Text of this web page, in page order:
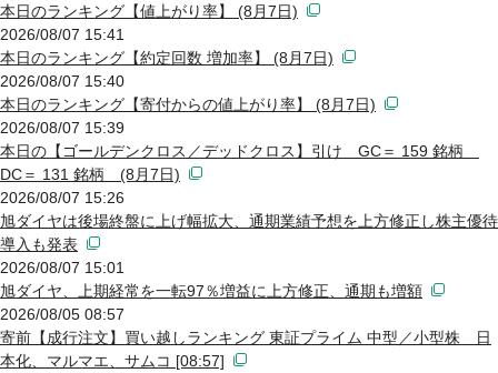
本日のランキング【値上がり率】 (8月7日)
2026/08/07 15:41
本日のランキング【約定回数 増加率】 (8月7日)
2026/08/07 15:40
本日のランキング【寄付からの値上がり率】 (8月7日)
2026/08/07 15:39
本日の【ゴールデンクロス／デッドクロス】引け GC＝ 159 銘柄
DC＝ 131 銘柄 (8月7日)
2026/08/07 15:26
旭ダイヤは後場終盤に上げ幅拡大、通期業績予想を上方修正し株主優待
導入も発表
2026/08/07 15:01
旭ダイヤ、上期経常を一転97％増益に上方修正、通期も増額
2026/08/05 08:57
寄前【成行注文】買い越しランキング 東証プライム 中型／小型株 日
本化、マルマエ、サムコ [08:57]